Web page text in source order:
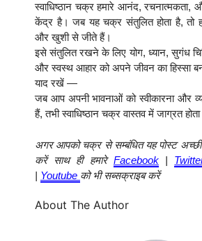
स्वाधिष्ठान चक्र हमारे आनंद, रचनात्मकता,
केंद्र है। जब यह चक्र संतुलित होता है, तो
और खुशी से जीते हैं।
इसे संतुलित रखने के लिए योग, ध्यान, सुगंध
और स्वस्थ आहार को अपने जीवन का हिस्सा
याद रखें —
जब आप अपनी भावनाओं को स्वीकारना और
हैं, तभी स्वाधिष्ठान चक्र वास्तव में जाग्रत
अगर आपको चक्र से सम्बंधित यह पोस्ट
करें साथ ही हमारे Facebook|
| Youtube को भी सब्सक्राइब करें
About The Author